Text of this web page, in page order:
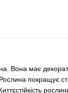
Вона має
покращує